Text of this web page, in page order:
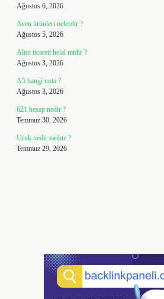
Ağustos 6, 2026
Aven ürünleri nelerdir ?
Ağustos 5, 2026
Altın ticareti helal midir ?
Ağustos 3, 2026
A5 hangi nota ?
Ağustos 3, 2026
621 hesap nedir ?
Temmuz 30, 2026
Uruk nedir tarihte ?
Temmuz 29, 2026